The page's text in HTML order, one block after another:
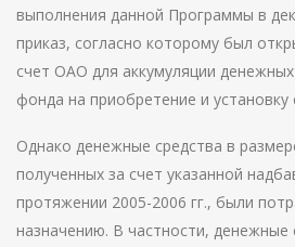
выполнения данной Программы в
приказ, согласно которому был
счет ОАО для аккумуляции
фонда на приобретение и установку
Однако денежные средства в
полученных за счет указанной
протяжении 2005-2006 гг., были
назначению. В частности, денежные